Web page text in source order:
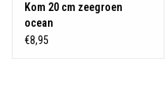
Kom 20 cm zeegroen
ocean
€8,95